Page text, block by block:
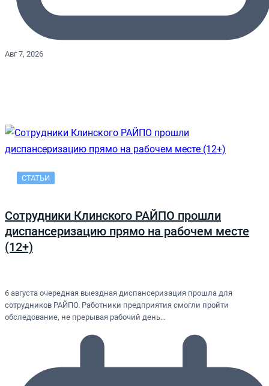
Авг 7, 2026
СТАТЬИ
Сотрудники Клинского РАЙПО прошли
диспансеризацию прямо на рабочем месте
(12+)
6 августа очередная выездная диспансеризация прошла для
сотрудников РАЙПО. Работники предприятия смогли пройти
обследование, не прерывая рабочий день…